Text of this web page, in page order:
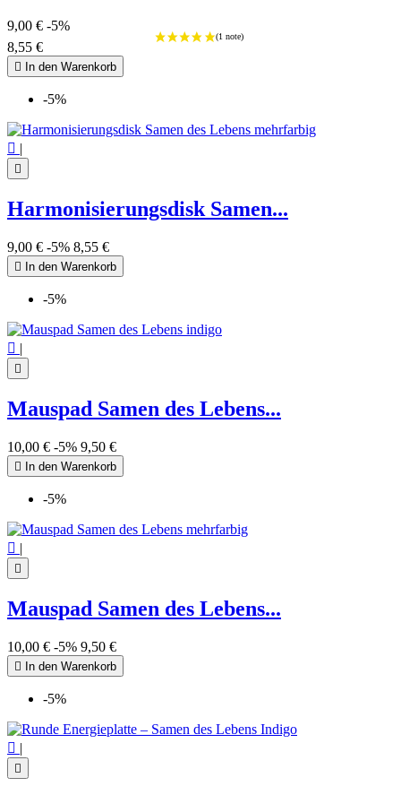
9,00 € -5%
8,55 €
 In den Warenkorb
-5%
 |

Harmonisierungsdisk Samen...
9,00 € -5% 8,55 €
 In den Warenkorb
-5%
 |

Mauspad Samen des Lebens...
10,00 € -5% 9,50 €
 In den Warenkorb
-5%
 |

Mauspad Samen des Lebens...
10,00 € -5% 9,50 €
 In den Warenkorb
-5%
 |
